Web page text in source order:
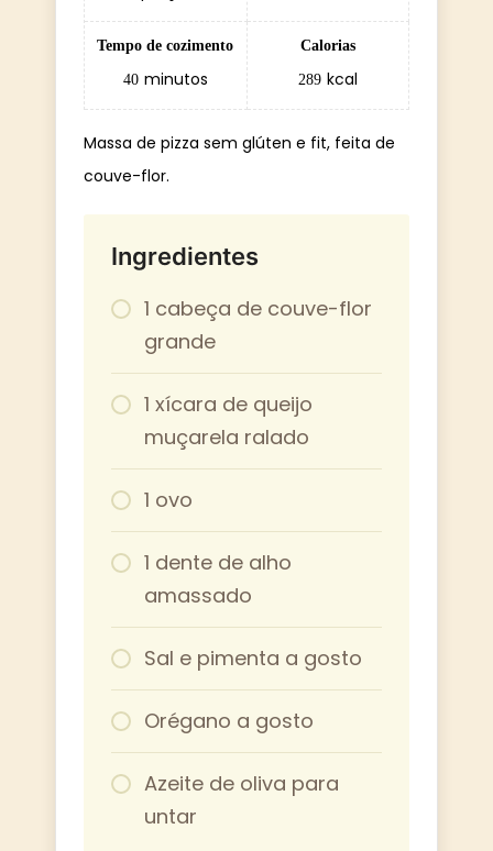
Tempo de cozimento
40 minutos
Calorias
289 kcal
Massa de pizza sem glúten e fit, feita de
couve-flor.
Ingredientes
1 cabeça de couve-flor
grande
1 xícara de queijo
muçarela ralado
1 ovo
1 dente de alho
amassado
Sal e pimenta a gosto
Orégano a gosto
Azeite de oliva para
untar